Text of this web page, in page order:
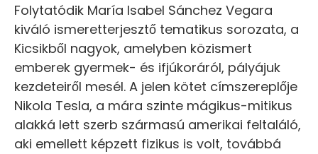
Folytatódik María Isabel Sánchez Vegara
kiváló ismeretterjesztő tematikus sorozata, a
Kicsikből nagyok, amelyben közismert
emberek gyermek- és ifjúkoráról, pályájuk
kezdeteiről mesél. A jelen kötet címszereplője
Nikola Tesla, a mára szinte mágikus-mitikus
alakká lett szerb szármasú amerikai feltaláló,
aki emellett képzett fizikus is volt, továbbá